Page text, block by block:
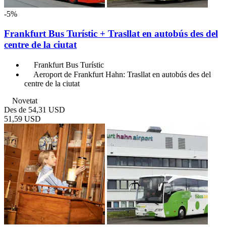
-5%
Frankfurt Bus Turístic + Trasllat en autobús des del
centre de la ciutat
Frankfurt Bus Turístic
Aeroport de Frankfurt Hahn: Trasllat en autobús des del
centre de la ciutat
Novetat
Des de 54,31 USD
51,59 USD